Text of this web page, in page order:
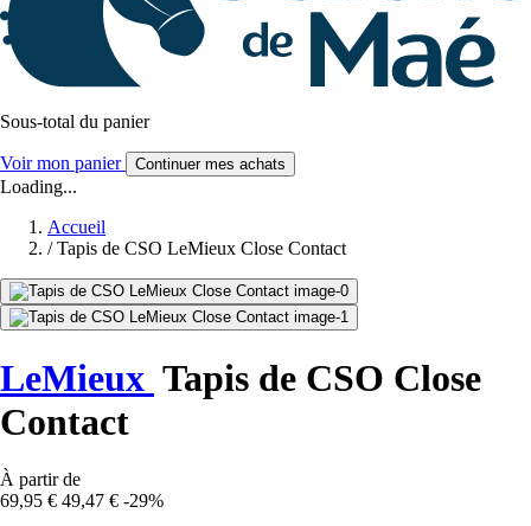
Sous-total du panier
Voir mon panier Continuer mes achats
Loading...
Accueil
/ Tapis de CSO LeMieux Close Contact
LeMieux Tapis de CSO Close
Contact
À partir de
69,95 € 49,47 € -29%